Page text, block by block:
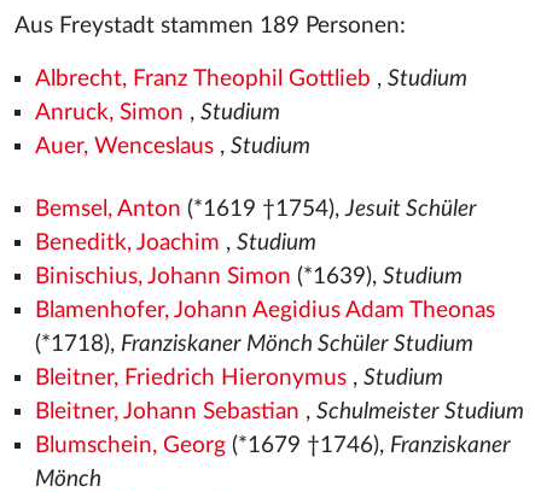
Aus Freystadt stammen 189 Personen:
Albrecht, Franz Theophil Gottlieb , Studium
Anruck, Simon , Studium
Auer, Wenceslaus, Studium
Bemsel, Anton (*1619 †1754),Jesuit Schüler
Beneditk, Joachim , Studium
Binischius, Johann Simon (*1639), Studium
Blamenhofer, Johann Aegidius Adam Theonas
(*1718), Franziskaner Mönch Schüler Studium
Bleitner, Friedrich Hieronymus, Studium
Bleitner, Johann Sebastian , Schulmeister Studium
Blumschein, Georg(*1679 †1746), Franziskaner
Mönch